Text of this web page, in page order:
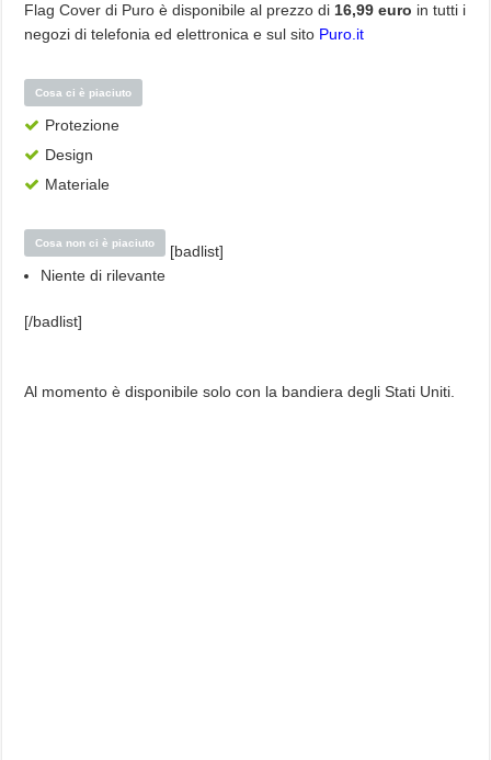
Flag Cover di Puro è disponibile al prezzo di 16,99 euro in tutti i
negozi di telefonia ed elettronica e sul sito Puro.it
Cosa ci è piaciuto
Protezione
Design
Materiale
Cosa non ci è piaciuto
[badlist]
Niente di rilevante
[/badlist]
Al momento è disponibile solo con la bandiera degli Stati Uniti.